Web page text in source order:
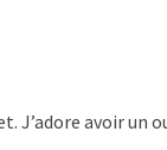
J’adore avoir un